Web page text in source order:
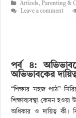
Articels,Parenting &
Leave a comment
পর্ব ৪:
অভিভাবকের
“শিক্ষার সহজ পাঠ”
শিক্ষাব্যবস্থা কেমন
অধিকার ও দায়িত্ব কী।